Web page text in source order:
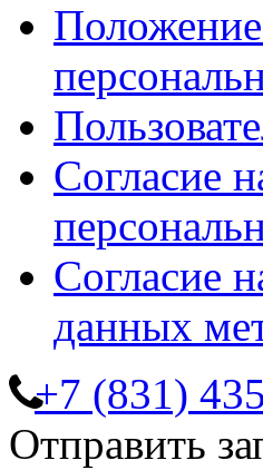
Согласие
Согласие
данных
+7 (831)
Отправить